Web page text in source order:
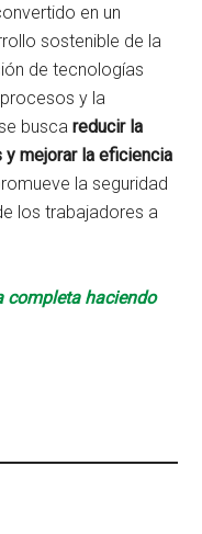
en un
sostenible de la
de tecnologías
y la
buscareducir la
mejorar la eficiencia
la seguridad
los trabajadores a
completa haciendo